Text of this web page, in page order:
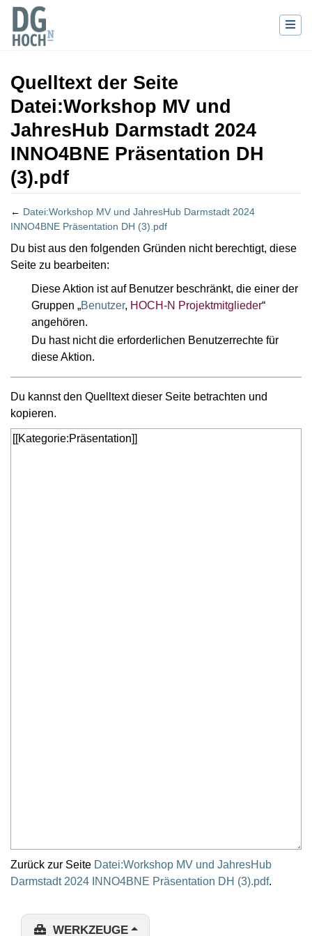
Quelltext der Seite
Datei:Workshop MV und
JahresHub Darmstadt 2024
INNO4BNE Präsentation DH
(3).pdf
← Datei:Workshop MV und JahresHub Darmstadt 2024
INNO4BNE Präsentation DH (3).pdf
Wechseln zu: Navigation Suche
Du bist aus den folgenden Gründen nicht berechtigt, diese
Seite zu bearbeiten:
Diese Aktion ist auf Benutzer beschränkt, die einer der
Gruppen „Benutzer, HOCH-N Projektmitglieder“
angehören.
Du hast nicht die erforderlichen Benutzerrechte für
diese Aktion.
Du kannst den Quelltext dieser Seite betrachten und
kopieren.
Zurück zur Seite Datei:Workshop MV und JahresHub
Darmstadt 2024 INNO4BNE Präsentation DH (3).pdf.
WERKZEUGE